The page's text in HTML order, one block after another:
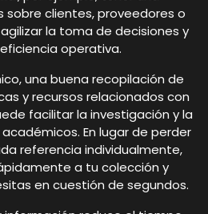
clientes, proveedores o
la toma de decisiones y
operativa.
una buena recopilación de
y recursos relacionados con
facilitar la investigación y la
En lugar de perder
referencia individualmente,
a tu colección y
en cuestión de segundos.